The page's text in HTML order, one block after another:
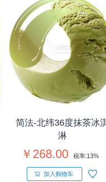
简法-北纬36度抹茶冰
淋
￥268.00 税率:13%
加入购物车